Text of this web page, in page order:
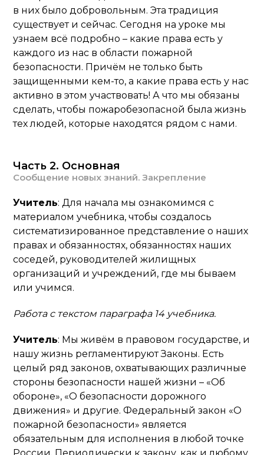
в них было добровольным. Эта традиция
существует и сейчас. Сегодня на уроке мы
узнаем всё подробно – какие права есть у
каждого из нас в области пожарной
безопасности. Причём не только быть
защищенными кем-то, а какие права есть у нас
активно в этом участвовать! А что мы обязаны
сделать, чтобы пожаробезопасной была жизнь
тех людей, которые находятся рядом с нами.
Часть 2. Основная
Сообщение новых знаний. Закрепление
Учитель: Для начала мы ознакомимся с
материалом учебника, чтобы создалось
систематизированное представление о наших
правах и обязанностях, обязанностях наших
соседей, руководителей жилищных
организаций и учреждений, где мы бываем
или учимся.
Работа с текстом параграфа 14 учебника.
Учитель: Мы живём в правовом государстве, и
нашу жизнь регламентируют Законы. Есть
целый ряд законов, охватывающих различные
стороны безопасности нашей жизни – «Об
обороне», «О безопасности дорожного
движения» и другие. Федеральный закон «О
пожарной безопасности» является
обязательным для исполнения в любой точке